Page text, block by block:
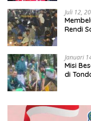
Juli 12,
Rendi
Januari
Misi
di